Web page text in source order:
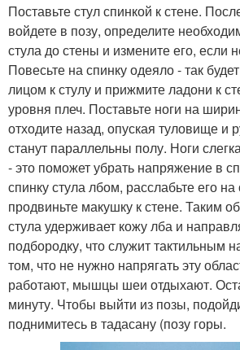
Поставьте стул спинкой к стене.
войдете в позу, определите
стула до стены и измените его, если
Повесьте на спинку одеяло - так
лицом к стулу и прижмите ладони к
уровня плеч. Поставьте ноги на
отходите назад, опуская туловище и
станут параллельны полу. Ноги
- это поможет убрать напряжение в
спинку стула лбом, расслабьте его на
продвиньте макушку к стене. Таким
стула удерживает кожу лба и
подбородку, что служит тактильным
том, что не нужно напрягать эту
работают, мышцы шеи отдыхают.
минуту. Чтобы выйти из позы,
поднимитесь в тадасану (позу горы.